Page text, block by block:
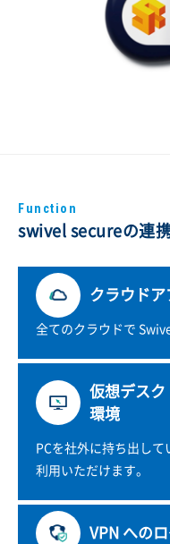
Function
swivel secureの連
クラウド
全てのクラウドで
仮想デスク
環境
PCを社外に持ち出し
利用いただけます。
VPN への